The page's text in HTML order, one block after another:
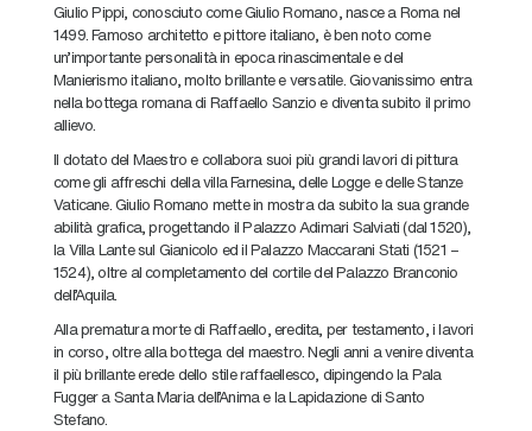
Giulio Pippi, conosciuto come Giulio Romano, nasce a Roma nel
1499. Famoso architetto e pittore italiano, è ben noto come
un’importante personalità in epoca rinascimentale e del
Manierismo italiano, molto brillante e versatile. Giovanissimo entra
nella bottega romana di Raffaello Sanzio e diventa subito il primo
allievo.
Il dotato del Maestro e collabora suoi più grandi lavori di pittura
come gli affreschi della villa Farnesina, delle Logge e delle Stanze
Vaticane. Giulio Romano mette in mostra da subito la sua grande
abilità grafica, progettando il Palazzo Adimari Salviati (dal 1520),
la Villa Lante sul Gianicolo ed il Palazzo Maccarani Stati (1521 –
1524), oltre al completamento del cortile del Palazzo Branconio
dell’Aquila.
Alla prematura morte di Raffaello, eredita, per testamento, i lavori
in corso, oltre alla bottega del maestro. Negli anni a venire diventa
il più brillante erede dello stile raffaellesco, dipingendo la Pala
Fugger a Santa Maria dell’Anima e la Lapidazione di Santo
Stefano.